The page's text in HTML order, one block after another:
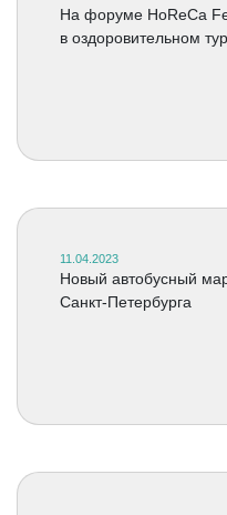
На форуме HoReCa
в оздоровительном
11.04.2023
Новый автобусный
Санкт-Петербурга